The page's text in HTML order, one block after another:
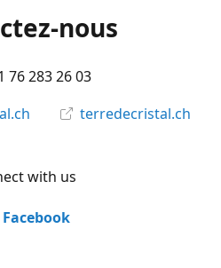
nous
76 283 26 03
terredecristal.ch
with us
Facebook